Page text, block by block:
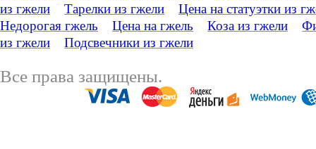
из гжели
Тарелки из гжели
Цена на статуэтки из
Недорогая гжель
Цена на гжель Коза из гжели
из гжели
Подсвечники из гжели
Все права защищены.